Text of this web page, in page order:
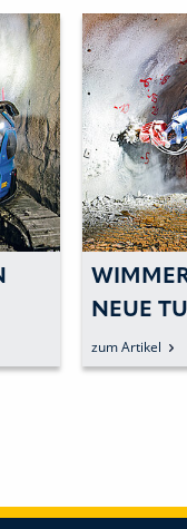
NEUE
EINEN
zum Artikel